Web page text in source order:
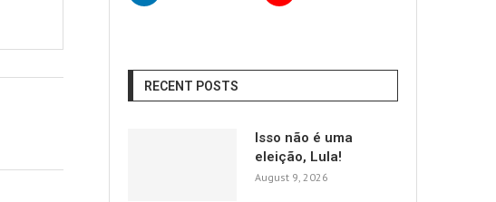
RECENT POSTS
Isso não é uma
eleição, Lula!
August 9, 2026